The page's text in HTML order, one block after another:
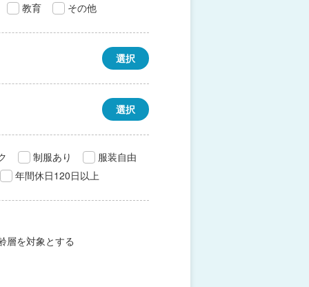
教育
その他
選択
選択
制服あり
服装自由
年間休日120日以上
層を対象とする